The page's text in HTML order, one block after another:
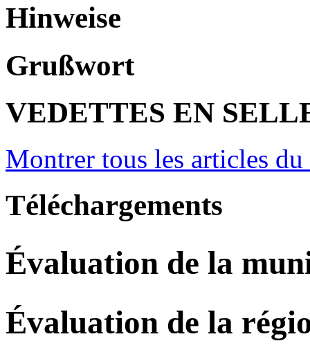
Hinweise
Grußwort
VEDETTES EN
Montrer tous les articles
Téléchargements
Évaluation de la
Évaluation de la